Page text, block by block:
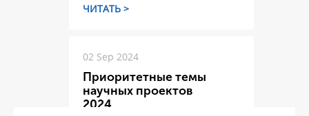
ЧИТАТЬ >
02 Sep 2024
Приоритетные темы
научных проектов
2024